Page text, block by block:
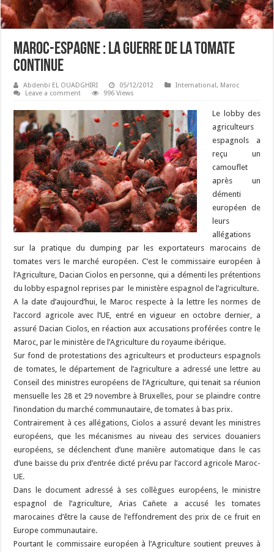
Maroc-Espagne : La guerre de la tomate
continue
Abdenbi EL OUADGHIRI 05/12/2012 International, Maroc
Leave a comment
996 Views
Le lobby des
agriculteurs
espagnols a
reçu un
camouflet
après un
démenti
européen de
leurs
allégations
sur la pratique du dumping par les exportateurs marocains de
tomates vers le marché européen. C’est le commissaire européen à
l’Agriculture, Dacian Ciolos en personne, qui a démenti les prétentions
du lobby espagnol reprises par le ministère espagnol de l’agriculture.
A la date d’aujourd’hui, le Maroc respecte à la lettre les normes de
l’accord agricole avec l’UE, entré en vigueur en octobre dernier, a
assuré Dacian Ciolos, en réaction aux accusations proférées contre le
Maroc, par le ministère de l’Agriculture du royaume ibérique.
Sur fond de protestations des agriculteurs et producteurs espagnols
de tomates, le département de l’agriculture a adressé une lettre au
Conseil des ministres européens de l’Agriculture, qui tenait sa réunion
mensuelle les 28 et 29 novembre à Bruxelles, pour se plaindre contre
l’inondation du marché communautaire, de tomates à bas prix.
Contrairement à ces allégations, Ciolos a assuré devant les ministres
européens, que les mécanismes au niveau des services douaniers
européens, se déclenchent d’une manière automatique dans le cas
d’une baisse du prix d’entrée dicté prévu par l’accord agricole Maroc-
UE.
Dans le document adressé à ses collègues européens, le ministre
espagnol de l’agriculture, Arias Cañete a accusé les tomates
marocaines d’être la cause de l’effondrement des prix de ce fruit en
Europe communautaire.
Pourtant le commissaire européen à l’Agriculture soutient preuves à